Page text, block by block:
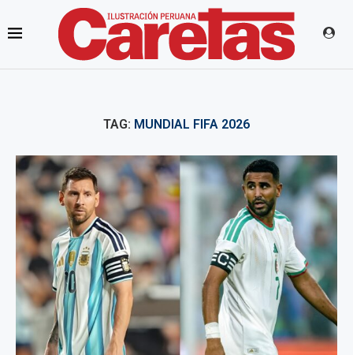
TAG: MUNDIAL FIFA 2026